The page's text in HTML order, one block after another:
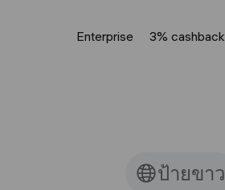
Enterprise 3% cashback
ป้ายขาว